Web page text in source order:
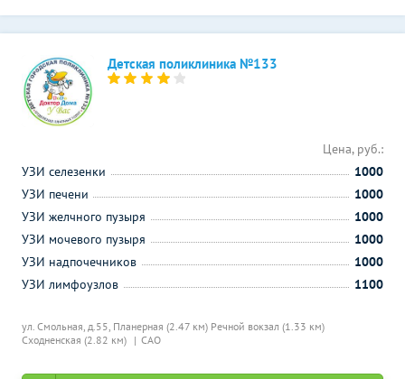
Детская поликлиника №133
ул. Смольная, д.55, Планерная (2.47 км) Речной вокзал (1.33 км)
Сходненская (2.82 км)
САО
Цена, руб.:
УЗИ селезенки
1000
УЗИ печени
1000
УЗИ желчного пузыря
1000
УЗИ мочевого пузыря
1000
УЗИ надпочечников
1000
УЗИ лимфоузлов
1100